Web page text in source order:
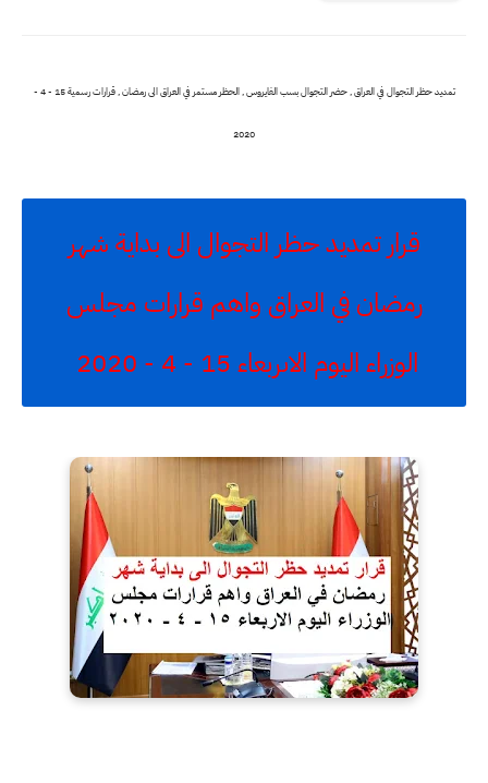
تمديد حظر التجوال في العراق , حضر التجوال بسب الفايروس , الحظر مستمر في العراق الى رمضان , قرارات رسمية 15 - 4 -
2020
قرار تمديد حظر التجوال الى بداية شهر
رمضان في العراق واهم قرارات مجلس
الوزراء اليوم الاىربعاء 15 - 4 - 2020